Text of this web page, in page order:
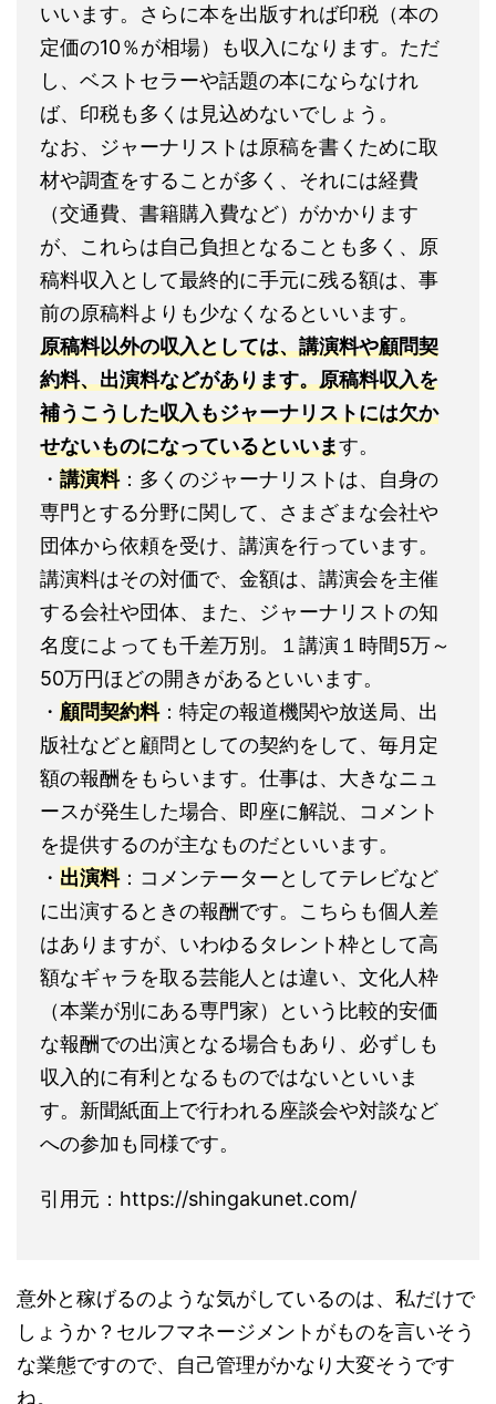
いいます。さらに本を出版すれば印税（本の
定価の10％が相場）も収入になります。ただ
し、ベストセラーや話題の本にならなけれ
ば、印税も多くは見込めないでしょう。
なお、ジャーナリストは原稿を書くために取
材や調査をすることが多く、それには経費
（交通費、書籍購入費など）がかかります
が、これらは自己負担となることも多く、原
稿料収入として最終的に手元に残る額は、事
前の原稿料よりも少なくなるといいます。
原稿料以外の収入としては、講演料や顧問契
約料、出演料などがあります。原稿料収入を
補うこうした収入もジャーナリストには欠か
せないものになっているといいます。
・ 講演料：多くのジャーナリストは、自身の
専門とする分野に関して、さまざまな会社や
団体から依頼を受け、講演を行っています。
講演料はその対価で、金額は、講演会を主催
する会社や団体、また、ジャーナリストの知
名度によっても千差万別。１講演１時間5万～
50万円ほどの開きがあるといいます。
・ 顧問契約料：特定の報道機関や放送局、出
版社などと顧問としての契約をして、毎月定
額の報酬をもらいます。仕事は、大きなニュ
ースが発生した場合、即座に解説、コメント
を提供するのが主なものだといいます。
・ 出演料：コメンテーターとしてテレビなど
に出演するときの報酬です。こちらも個人差
はありますが、いわゆるタレント枠として高
額なギャラを取る芸能人とは違い、文化人枠
（本業が別にある専門家）という比較的安価
な報酬での出演となる場合もあり、必ずしも
収入的に有利となるものではないといいま
す。新聞紙面上で行われる座談会や対談など
への参加も同様です。
引用元：https://shingakunet.com/
意外と稼げるのような気がしているのは、私だけで
しょうか？セルフマネージメントがものを言いそう
な業態ですので、自己管理がかなり大変そうです
ね。